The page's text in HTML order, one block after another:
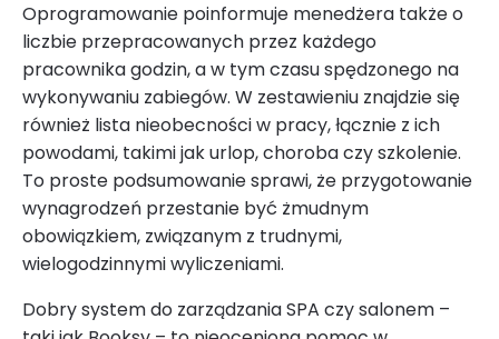
Oprogramowanie poinformuje menedżera także o
liczbie przepracowanych przez każdego
pracownika godzin, a w tym czasu spędzonego na
wykonywaniu zabiegów. W zestawieniu znajdzie się
również lista nieobecności w pracy, łącznie z ich
powodami, takimi jak urlop, choroba czy szkolenie.
To proste podsumowanie sprawi, że przygotowanie
wynagrodzeń przestanie być żmudnym
obowiązkiem, związanym z trudnymi,
wielogodzinnymi wyliczeniami.
Dobry system do zarządzania SPA czy salonem –